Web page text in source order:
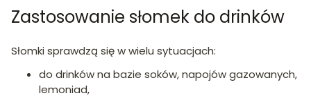
Zastosowanie słomek do drinków
Słomki sprawdzą się w wielu sytuacjach:
do drinków na bazie soków, napojów gazowanych,
lemoniad,